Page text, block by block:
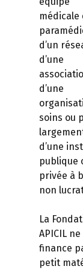
médicale
d’un
d’une
d’une
soins ou
d’une
publique
privée à
non
La
APICIL ne
finance
petit